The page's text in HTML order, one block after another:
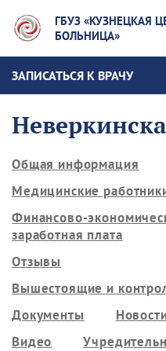
ГБУЗ «КУЗНЕЦКАЯ
БОЛЬНИЦА»
ЗАПИСАТЬСЯ К ВРАЧУ
Общая информация
Медицинские
Финансово-
заработная плата
Отзывы
Вышестоящие и
Документы
Видео